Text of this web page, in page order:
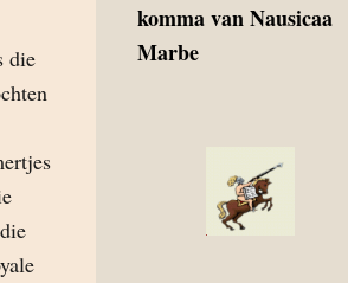
die
komma van Nausicaa
Marbe